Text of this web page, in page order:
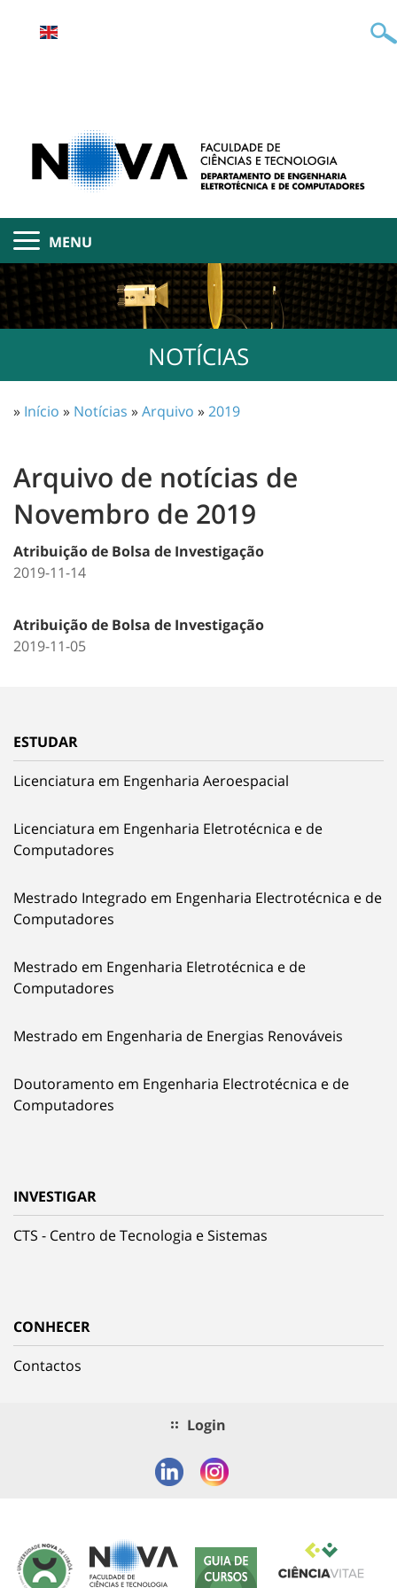
MENU
NOTÍCIAS
» Início » Notícias »Arquivo »2019
Arquivo de notícias de
Novembro de 2019
Atribuição de Bolsa de Investigação
2019-11-14
Atribuição de Bolsa de Investigação
2019-11-05
ESTUDAR
Licenciatura em Engenharia Aeroespacial
Licenciatura em Engenharia Eletrotécnica e de
Computadores
Mestrado Integrado em Engenharia Electrotécnica e de
Computadores
Mestrado em Engenharia Eletrotécnica e de
Computadores
Mestrado em Engenharia de Energias Renováveis
Doutoramento em Engenharia Electrotécnica e de
Computadores
INVESTIGAR
CTS - Centro de Tecnologia e Sistemas
CONHECER
Contactos
Login